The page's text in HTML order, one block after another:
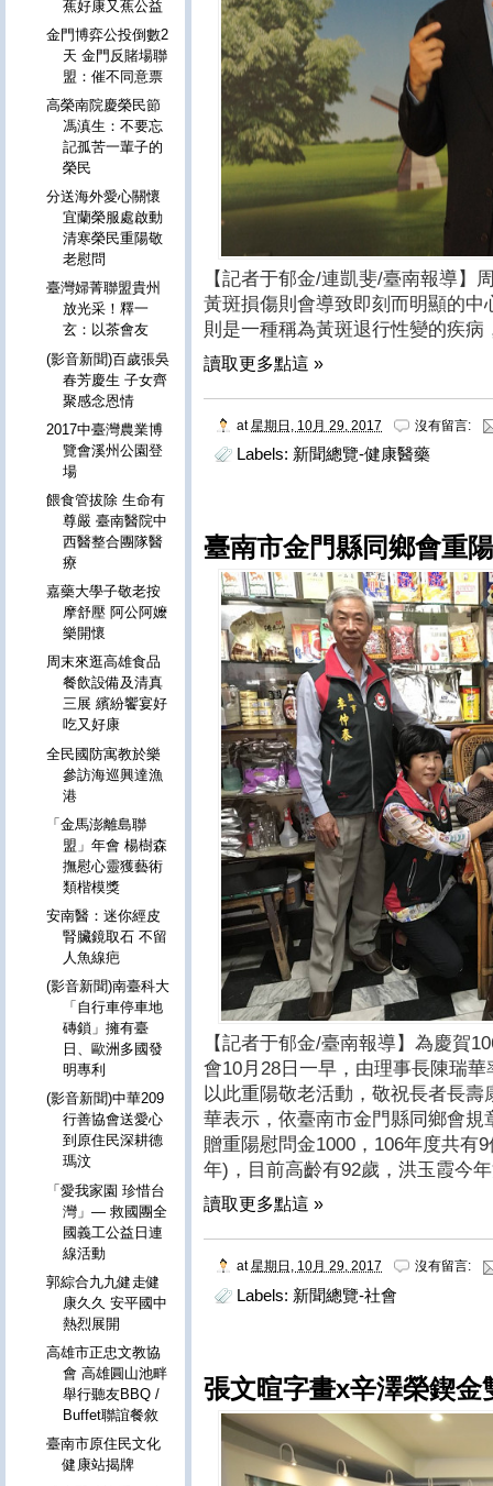
【記者于郁金/連凱斐/臺南報導】
黃斑損傷則會導致即刻而明顯的
則是一種稱為黃斑退行性變的疾
讀取更多點這 »
at星期日, 10月 29, 2017 沒有留言:
Labels: 新聞總覽-健康醫藥
臺南市金門縣同鄉會重
【記者于郁金/臺南報導】為慶賀
會10月28日一早，由理事長陳瑞
以此重陽敬老活動，敬祝長者長
華表示，依臺南市金門縣同鄉會
贈重陽慰問金1000，106年度共有
年)，目前高齡有92歲，洪玉霞今
讀取更多點這 »
at星期日, 10月 29, 2017 沒有留言:
Labels: 新聞總覽-社會
張文暄字畫x辛澤榮鍥金
蕉好康又蕉公益
金門博弈公投倒數2
天 金門反賭場聯
盟：催不同意票
高榮南院慶榮民節
馮滇生：不要忘
記孤苦一輩子的
榮民
分送海外愛心關懷
宜蘭榮服處啟動
清寒榮民重陽敬
老慰問
臺灣婦菁聯盟貴州
放光采！釋一
玄：以茶會友
(影音新聞)百歲張吳
春芳慶生 子女齊
聚感念恩情
2017中臺灣農業博
覽會溪州公園登
場
餵食管拔除 生命有
尊嚴 臺南醫院中
西醫整合團隊醫
療
嘉藥大學子敬老按
摩舒壓 阿公阿嬤
樂開懷
周末來逛高雄食品
餐飲設備及清真
三展 繽紛饗宴好
吃又好康
全民國防寓教於樂
參訪海巡興達漁
港
「金馬澎離島聯
盟」年會 楊樹森
撫慰心靈獲藝術
類楷模獎
安南醫：迷你經皮
腎臟鏡取石 不留
人魚線疤
(影音新聞)南臺科大
「自行車停車地
磚鎖」擁有臺
日、歐洲多國發
明專利
(影音新聞)中華209
行善協會送愛心
到原住民深耕德
瑪汶
「愛我家園 珍惜台
灣」— 救國團全
國義工公益日連
線活動
郭綜合九九健走健
康久久 安平國中
熱烈展開
高雄市正忠文教協
會 高雄圓山池畔
舉行聽友BBQ /
Buffet聯誼餐敘
臺南市原住民文化
健康站揭牌